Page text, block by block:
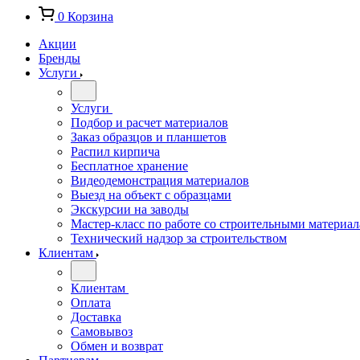
0 Корзина
Акции
Бренды
Услуги
Услуги
Подбор и расчет материалов
Заказ образцов и планшетов
Распил кирпича
Бесплатное хранение
Видеодемонстрация материалов
Выезд на объект с образцами
Экскурсии на заводы
Мастер-класс по работе со строительными
Технический надзор за строительством
Клиентам
Клиентам
Оплата
Доставка
Самовывоз
Обмен и возврат